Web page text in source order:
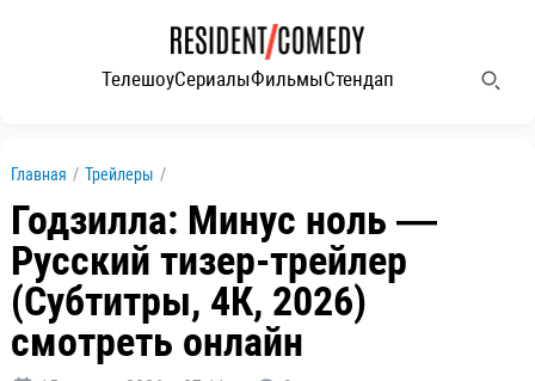
ТелешоуСериалыФильмыСтендап
Главная / Трейлеры /
Годзилла: Минус ноль —
Русский тизер-трейлер
(Субтитры, 4К, 2026)
смотреть онлайн